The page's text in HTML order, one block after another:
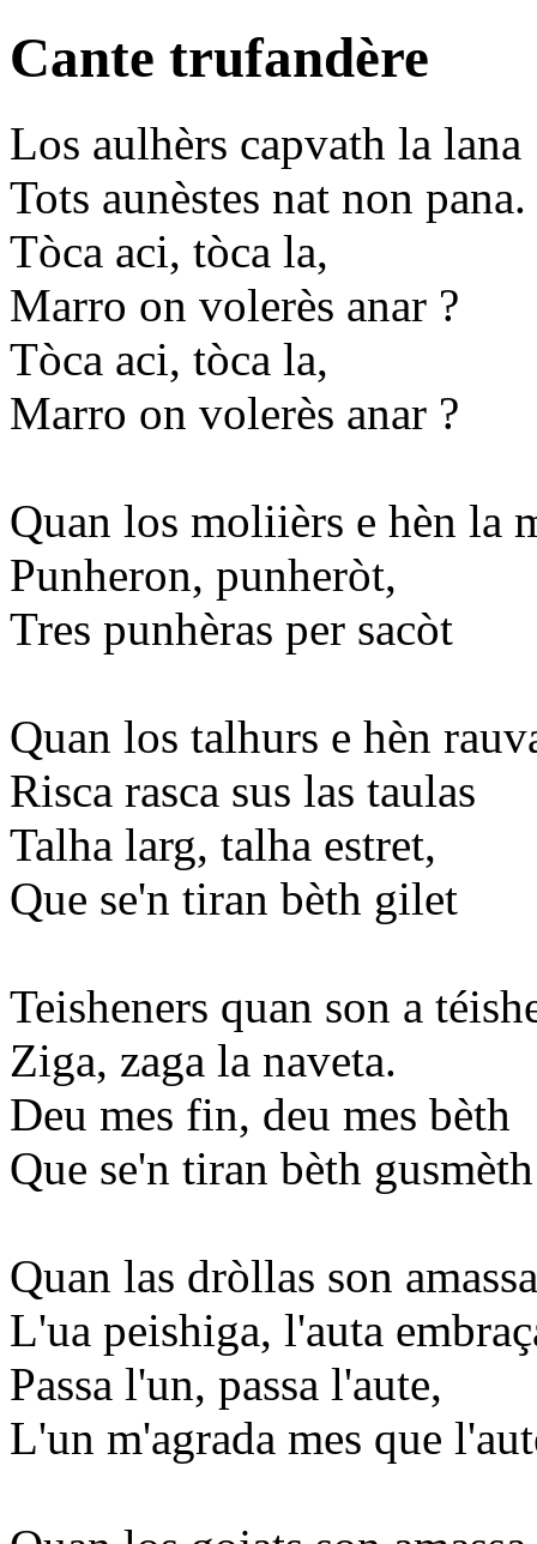
Cante trufandère
Los aulhèrs capvath la lana
Tots aunèstes nat non pana.
Tòca aci, tòca la,
Marro on volerès anar ?
Tòca aci, tòca la,
Marro on volerès anar ?
Quan los moliièrs e hèn la
Punheron, punheròt,
Tres punhèras per sacòt
Quan los talhurs e hèn
Risca rasca sus las taulas
Talha larg, talha estret,
Que se'n tiran bèth gilet
Teisheners quan son a
Ziga, zaga la naveta.
Deu mes fin, deu mes bèth
Que se'n tiran bèth gusmèth
Quan las dròllas son amassa
L'ua peishiga, l'auta
Passa l'un, passa l'aute,
L'un m'agrada mes que